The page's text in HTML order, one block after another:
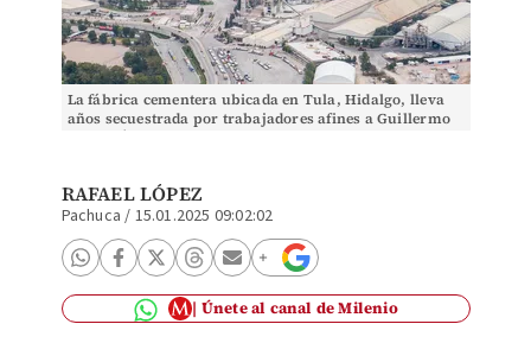
La fábrica cementera ubicada en Tula, Hidalgo, lleva
años secuestrada por trabajadores afines a Guillermo
RAFAEL LÓPEZ
Pachuca / 15.01.2025 09:02:02
Únete al canal de Milenio